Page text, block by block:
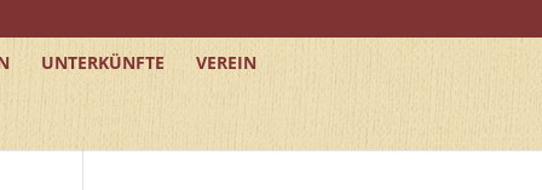
UNTERKÜNFTE VEREIN